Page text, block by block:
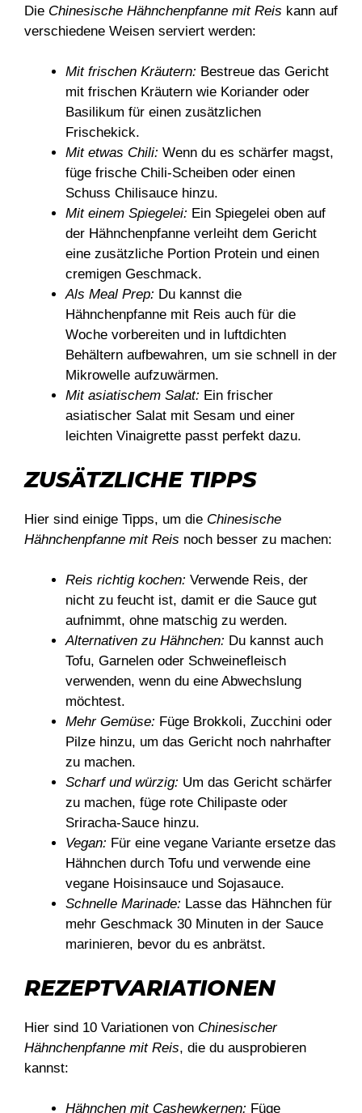
Die Chinesische Hähnchenpfanne mit Reis kann auf
verschiedene Weisen serviert werden:
Mit frischen Kräutern: Bestreue das Gericht
mit frischen Kräutern wie Koriander oder
Basilikum für einen zusätzlichen
Frischekick.
Mit etwas Chili: Wenn du es schärfer magst,
füge frische Chili-Scheiben oder einen
Schuss Chilisauce hinzu.
Mit einem Spiegelei: Ein Spiegelei oben auf
der Hähnchenpfanne verleiht dem Gericht
eine zusätzliche Portion Protein und einen
cremigen Geschmack.
Als Meal Prep: Du kannst die
Hähnchenpfanne mit Reis auch für die
Woche vorbereiten und in luftdichten
Behältern aufbewahren, um sie schnell in der
Mikrowelle aufzuwärmen.
Mit asiatischem Salat: Ein frischer
asiatischer Salat mit Sesam und einer
leichten Vinaigrette passt perfekt dazu.
ZUSÄTZLICHE TIPPS
Hier sind einige Tipps, um die Chinesische
Hähnchenpfanne mit Reis noch besser zu machen:
Reis richtig kochen: Verwende Reis, der
nicht zu feucht ist, damit er die Sauce gut
aufnimmt, ohne matschig zu werden.
Alternativen zu Hähnchen: Du kannst auch
Tofu, Garnelen oder Schweinefleisch
verwenden, wenn du eine Abwechslung
möchtest.
Mehr Gemüse: Füge Brokkoli, Zucchini oder
Pilze hinzu, um das Gericht noch nahrhafter
zu machen.
Scharf und würzig: Um das Gericht schärfer
zu machen, füge rote Chilipaste oder
Sriracha-Sauce hinzu.
Vegan: Für eine vegane Variante ersetze das
Hähnchen durch Tofu und verwende eine
vegane Hoisinsauce und Sojasauce.
Schnelle Marinade: Lasse das Hähnchen für
mehr Geschmack 30 Minuten in der Sauce
marinieren, bevor du es anbrätst.
REZEPTVARIATIONEN
Hier sind 10 Variationen von Chinesischer
Hähnchenpfanne mit Reis, die du ausprobieren
kannst:
Hähnchen mit Cashewkernen: Füge